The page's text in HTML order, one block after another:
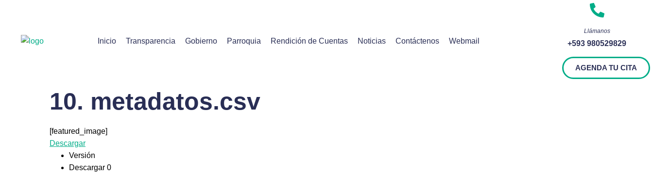
Inicio Transparencia Gobierno Parroquia Rendición de Cuentas Noticias Contáctenos Webmail
Llámanos
+593 980529829
AGENDA TU CITA
10. metadatos.csv
[featured_image]
Descargar
Versión
Descargar 0